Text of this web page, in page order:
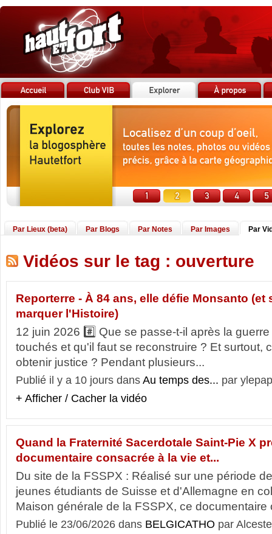
Par Lieux (beta) Par Blogs Par Notes Par Images Par
Vidéos sur le tag : ouverture
Reporterre - À 84 ans, elle défie Monsanto
marquer l'Histoire)
12 juin 2026 #️⃣ Que se passe-t-il après la
touchés et qu'il faut se reconstruire ? Et surtout,
obtenir justice ? Pendant plusieurs...
Publié il y a 10 jours dans Au temps des... par
+ Afficher / Cacher la vidéo
Quand la Fraternité Sacerdotale Saint-Pie X
documentaire consacrée à la vie et...
Du site de la FSSPX : Réalisé sur une période
jeunes étudiants de Suisse et d'Allemagne en
Maison générale de la FSSPX, ce documentaire
Publié le 23/06/2026 dans BELGICATHO par